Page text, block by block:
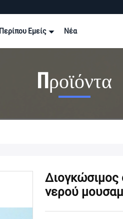
Περίπου Εμείς Νέα
Προϊόντα
Διογκώσιμος
νερού